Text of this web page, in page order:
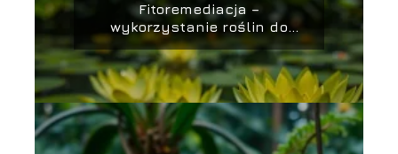
Fitoremediacja –
wykorzystanie roślin do
oczyszczania gleby i wody